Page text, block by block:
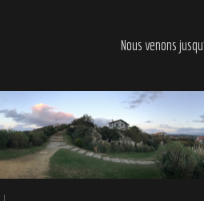
Nous venons